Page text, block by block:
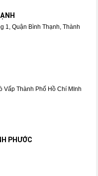
Quận Bình Thạnh, Thành
Thành Phố Hồ Chí MInh
PHƯỚC